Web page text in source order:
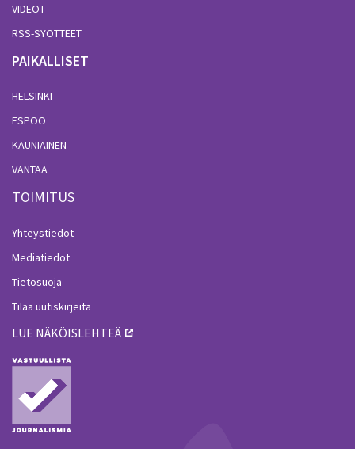
VIDEOT
RSS-SYÖTTEET
PAIKALLISET
HELSINKI
ESPOO
KAUNIAINEN
VANTAA
TOIMITUS
Yhteystiedot
Mediatiedot
Tietosuoja
Tilaa uutiskirjeitä
LUE NÄKÖISLEHTEÄ